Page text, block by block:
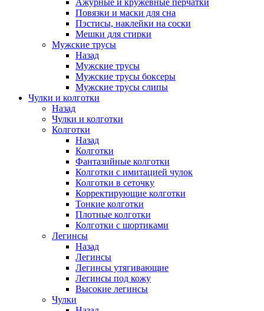
Ажурные и кружевные перчатки
Повязки и маски для сна
Пэстисы, наклейки на соски
Мешки для стирки
Мужские трусы
Назад
Мужские трусы
Мужские трусы боксеры
Мужские трусы слипы
Чулки и колготки
Назад
Чулки и колготки
Колготки
Назад
Колготки
Фантазийные колготки
Колготки с имитацией чулок
Колготки в сеточку
Корректирующие колготки
Тонкие колготки
Плотные колготки
Колготки с шортиками
Легинсы
Назад
Легинсы
Легинсы утягивающие
Легинсы под кожу
Высокие легинсы
Чулки